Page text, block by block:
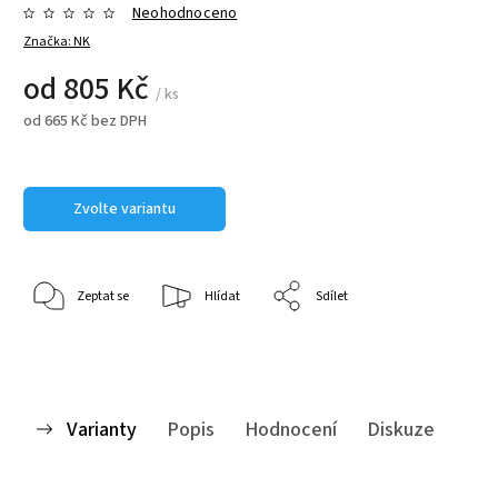
Značka:NK
Neohodnoceno
od 805 Kč / ks
od 665 Kč bez DPH
Zvolte variantu
Zeptat se Hlídat Sdílet
Varianty Popis Hodnocení Diskuze